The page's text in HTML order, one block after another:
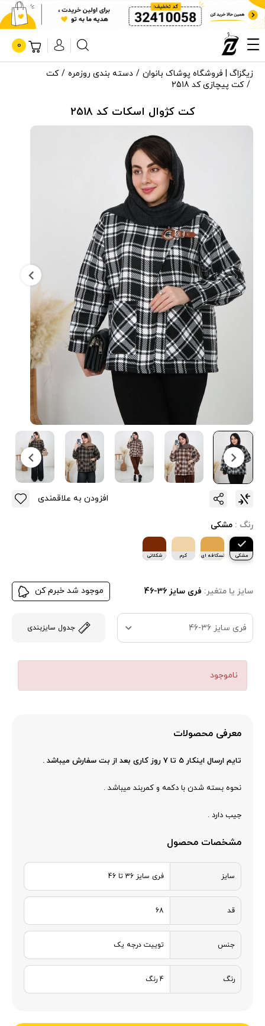
0
زیگزاگ | فروشگاه پوشاک بانوان دسته بندی روزمره
کت
کت پیچازی کد 2518
رنگ : مشکی
مشکی نسکافه ای کرم شکلاتی
سایز یا متغیر: فری سایز 36-46 موجود شد خبرم کن
فری سایز 36-46 جدول سایزبندی
ناموجود
کت کژوال اسکات کد 2518
افزودن به علاقمندی
معرفی محصولات
تایم ارسال اینکار 5 تا 7 روز کاری بعد از بت سفارش میباشد .
نحوه بسته شدن با دکمه و کمربند میباشد .
جیب دارد .
مشخصات محصول
سایز فری سایز 36 تا 46
قد 68
جنس توییت درجه یک
رنگ 4 رنگ